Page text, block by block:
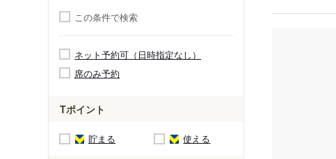
この条件で検索
ネット予約可（日時指定なし）
席のみ予約
Tポイント
貯まる 使える